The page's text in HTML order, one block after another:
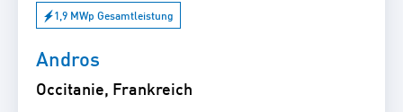
1,9 MWp Gesamtleistung
Andros
Occitanie, Frankreich